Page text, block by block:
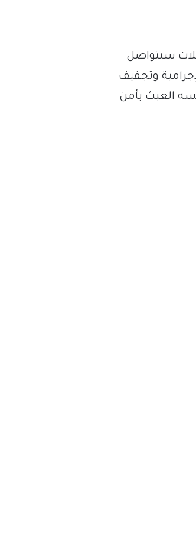
ستتواصل
وتجفيف
العبث بأمن